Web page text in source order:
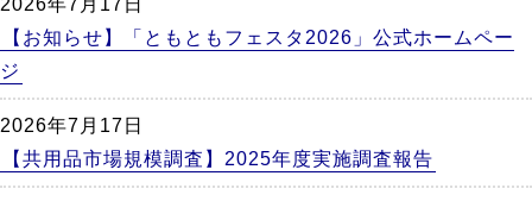
【お知らせ】「ともともフェスタ2026」公式ホームペー
ジ
2026年7月17日
【共用品市場規模調査】2025年度実施調査報告